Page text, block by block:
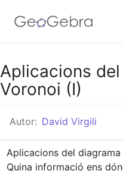
Google Classroom
Aplicacions
Voronoi (I)
Autor: David Virgili
Aplicacions del
Quina informació ens